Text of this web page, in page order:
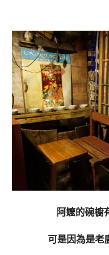
阿嬤的碗櫥
可是因為是老